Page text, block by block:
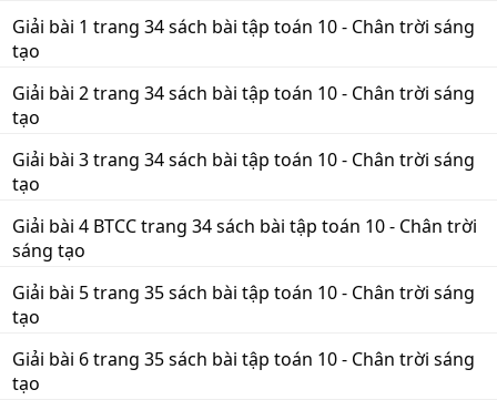
Giải bài 1 trang 34 sách bài tập toán 10 - Chân trời sáng
tạo
Giải bài 2 trang 34 sách bài tập toán 10 - Chân trời sáng
tạo
Giải bài 3 trang 34 sách bài tập toán 10 - Chân trời sáng
tạo
Giải bài 4 BTCC trang 34 sách bài tập toán 10 - Chân trời
sáng tạo
Giải bài 5 trang 35 sách bài tập toán 10 - Chân trời sáng
tạo
Giải bài 6 trang 35 sách bài tập toán 10 - Chân trời sáng
tạo